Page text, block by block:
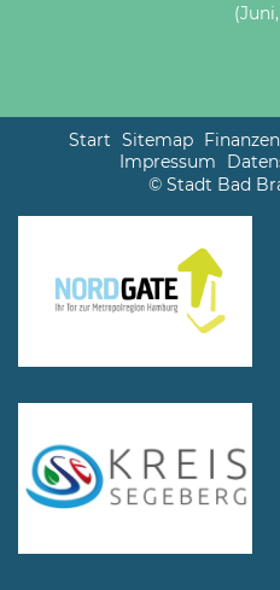
Start Sitemap
Impressum
© Stadt Bad